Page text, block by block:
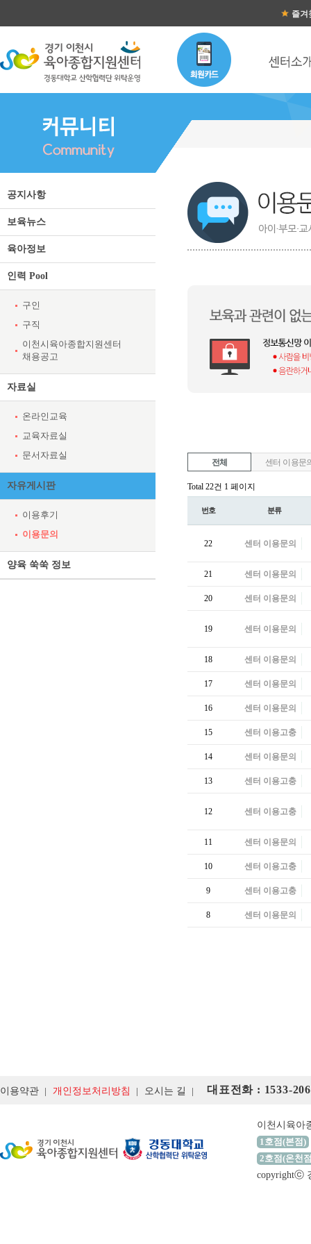
즐겨
공지사항
보육뉴스
육아정보
인력 Pool
구인
구직
이천시육아종합지원센터
채용공고
자료실
온라인교육
교육자료실
문서자료실
자유게시판
이용후기
이용문의
양육 쑥쑥 정보
이용문의 목록
전체 센터 이용문
Total 22건 1 페이지
번호 분류
22 센터 이용문의
21 센터 이용문의
20 센터 이용문의
19 센터 이용문의
18 센터 이용문의
17 센터 이용문의
16 센터 이용문의
15 센터 이용고충
14 센터 이용문의
13 센터 이용고충
12 센터 이용고충
11 센터 이용문의
10 센터 이용고충
9 센터 이용고충
8 센터 이용문의
이용약관 개인정보처리방침 오시는 길 대표전화 : 1533-
이천시육아
1호점(본점)
2호점(온천
copyrightⓒ